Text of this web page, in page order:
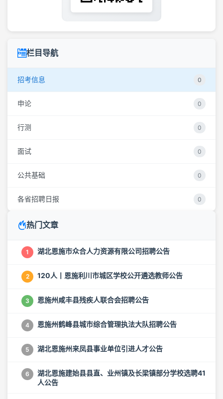
栏目导航
招考信息 0
申论 0
行测 0
面试 0
公共基础 0
各省招聘日报 0
热门文章
1 湖北恩施市众合人力资源有限公司招聘公告
2 120人丨恩施利川市城区学校公开遴选教师公告
3 恩施州咸丰县残疾人联合会招聘公告
4 恩施州鹤峰县城市综合管理执法大队招聘公告
5 湖北恩施州来凤县事业单位引进人才公告
6
湖北恩施建始县县直、业州镇及长梁镇部分学校选聘41
人公告